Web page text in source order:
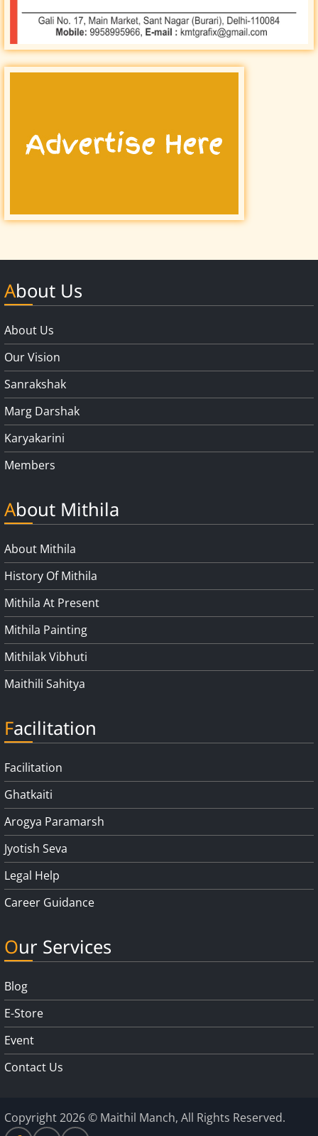
About Us
About Us
Our Vision
Sanrakshak
Marg Darshak
Karyakarini
Members
About Mithila
About Mithila
History Of Mithila
Mithila At Present
Mithila Painting
Mithilak Vibhuti
Maithili Sahitya
Facilitation
Facilitation
Ghatkaiti
Arogya Paramarsh
Jyotish Seva
Legal Help
Career Guidance
Our Services
Blog
E-Store
Event
Contact Us
Copyright 2026 © Maithil Manch, All Rights Reserved.